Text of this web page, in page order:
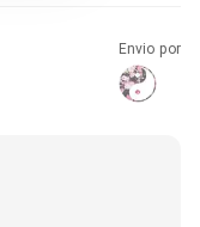
Envio por